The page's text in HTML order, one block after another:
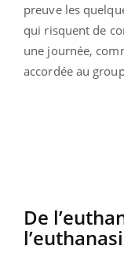
preuve les
qui risquent de
une journée,
accordée au
De